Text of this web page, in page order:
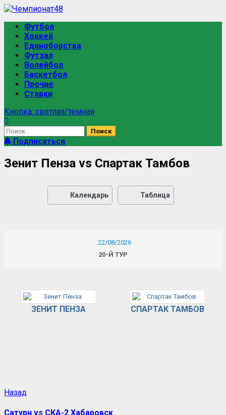
Футбол
Хоккей
Единоборства
Футзал
Волейбол
Баскетбол
Прочие
Ставки
Кнопка: светлая/темная
Подписаться
Зенит Пенза vs Спартак Тамбов
Календарь Таблица
22/08/2026
20-Й ТУР
ЗЕНИТ ПЕНЗА СПАРТАК ТАМБОВ
Назад
Сатурн vs СКА-2 Хабаровск